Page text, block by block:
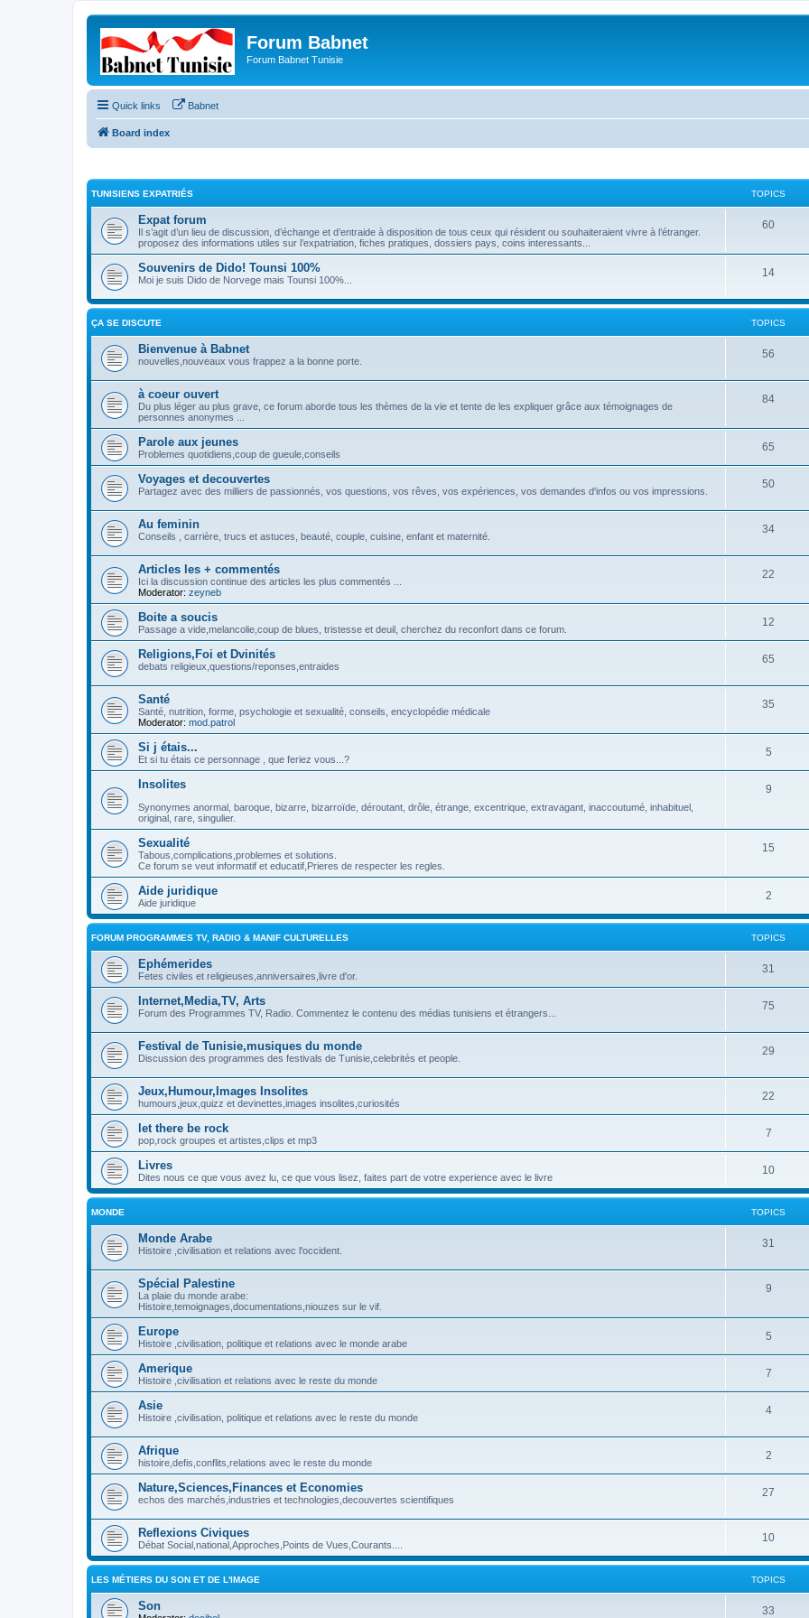
Forum Babnet
Forum Babnet Tunisie
Quick links Babnet
Board index
TUNISIENS EXPATRIÉS TOPICS
Expat forum
Il s’agit d’un lieu de discussion, d’échange et d’entraide à disposition de tous ceux qui résident ou souhaiteraient vivre à l’étranger.
proposez des informations utiles sur l’expatriation, fiches pratiques, dossiers pays, coins interessants...
60
Souvenirs de Dido! Tounsi 100%
Moi je suis Dido de Norvege mais Tounsi 100%...
14
ÇA SE DISCUTE TOPICS
Bienvenue à Babnet
nouvelles,nouveaux vous frappez a la bonne porte.
56
à coeur ouvert
Du plus léger au plus grave, ce forum aborde tous les thèmes de la vie et tente de les expliquer grâce aux témoignages de
personnes anonymes ...
84
Parole aux jeunes
Problemes quotidiens,coup de gueule,conseils
65
Voyages et decouvertes
Partagez avec des milliers de passionnés, vos questions, vos rêves, vos expériences, vos demandes d'infos ou vos impressions.
50
Au feminin
Conseils , carrière, trucs et astuces, beauté, couple, cuisine, enfant et maternité.
34
Articles les + commentés
Ici la discussion continue des articles les plus commentés ...
Moderator: zeyneb
22
Boite a soucis
Passage a vide,melancolie,coup de blues, tristesse et deuil, cherchez du reconfort dans ce forum.
12
Religions,Foi et Dvinités
debats religieux,questions/reponses,entraides
65
Santé
Santé, nutrition, forme, psychologie et sexualité, conseils, encyclopédie médicale
Moderator: mod.patrol
35
Si j étais...
Et si tu étais ce personnage , que feriez vous...?
5
Insolites
Synonymes anormal, baroque, bizarre, bizarroïde, déroutant, drôle, étrange, excentrique, extravagant, inaccoutumé, inhabituel,
original, rare, singulier.
9
Sexualité
Tabous,complications,problemes et solutions.
Ce forum se veut informatif et educatif,Prieres de respecter les regles.
15
Aide juridique
Aide juridique
2
FORUM PROGRAMMES TV, RADIO & MANIF CULTURELLES TOPICS
Ephémerides
Fetes civiles et religieuses,anniversaires,livre d'or.
31
Internet,Media,TV, Arts
Forum des Programmes TV, Radio. Commentez le contenu des médias tunisiens et étrangers...
75
Festival de Tunisie,musiques du monde
Discussion des programmes des festivals de Tunisie,celebrités et people.
29
Jeux,Humour,Images Insolites
humours,jeux,quizz et devinettes,images insolites,curiosités
22
let there be rock
pop,rock groupes et artistes,clips et mp3
7
Livres
Dites nous ce que vous avez lu, ce que vous lisez, faites part de votre experience avec le livre
10
MONDE TOPICS
Monde Arabe
Histoire ,civilisation et relations avec l'occident.
31
Spécial Palestine
La plaie du monde arabe:
Histoire,temoignages,documentations,niouzes sur le vif.
9
Europe
Histoire ,civilisation, politique et relations avec le monde arabe
5
Amerique
Histoire ,civilisation et relations avec le reste du monde
7
Asie
Histoire ,civilisation, politique et relations avec le reste du monde
4
Afrique
histoire,defis,conflits,relations avec le reste du monde
2
Nature,Sciences,Finances et Economies
echos des marchés,industries et technologies,decouvertes scientifiques
27
Reflexions Civiques
Débat Social,national,Approches,Points de Vues,Courants....
10
LES MÉTIERS DU SON ET DE L'IMAGE TOPICS
Son 33